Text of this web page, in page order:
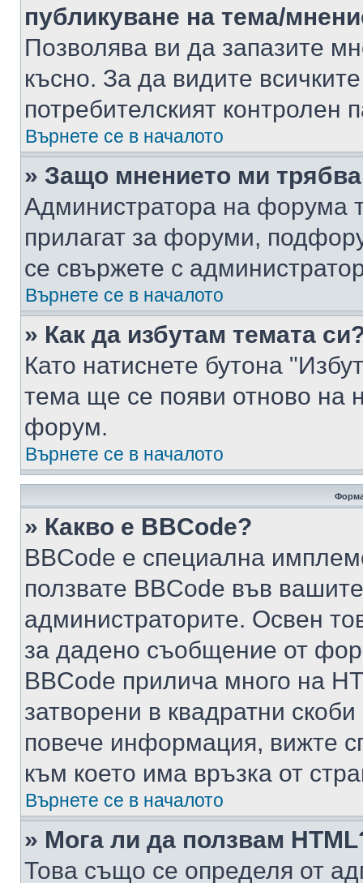
публикуване на тема/
Позволява ви да запазите
късно. За да видите
потребителският контролен
Върнете се в началото
» Защо мнението ми
Администратора на форума
прилагат за форуми,
се свържете с
Върнете се в началото
» Как да избутам темата
Като натиснете бутона
тема ще се появи отново на
форум.
Върнете се в началото
» Какво е BBCode?
BBCode е специална
ползвате BBCode във
администраторите. Освен
за дадено съобщение от
BBCode прилича много на
затворени в квадратни
повече информация, вижте
към което има връзка от
Върнете се в началото
» Мога ли да ползвам
Това също се определя от